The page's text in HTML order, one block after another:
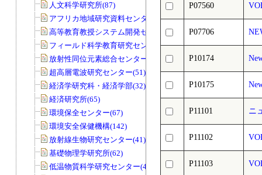
人文科学研究所(87)
アフリカ地域研究資料センター(79)
高等教育教授システム開発センター(32)
フィールド科学教育研究センター(169)
放射性同位元素総合センター(83)
超高層電波研究センター(51)
経済学研究科・経済学部(32)
経済研究所(65)
環境保全センター(67)
環境安全保健機構(142)
放射線生物研究センター(41)
基礎物理学研究所(62)
低温物質科学研究センター(45)
P07560
P07706
P10174
P10175
P11101 ニ
P11102
P11103